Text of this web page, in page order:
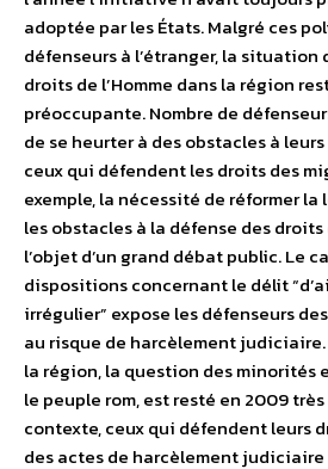
adoptée par les États. Malgré ces
défenseurs à l’étranger, la situation
droits de l’Homme dans la région
préoccupante. Nombre de
de se heurter à des obstacles à
ceux qui défendent les droits des
exemple, la nécessité de réformer
les obstacles à la défense des
l’objet d’un grand débat public. Le
dispositions concernant le délit
irrégulier” expose les défenseurs
au risque de harcèlement
la région, la question des minorités
le peuple rom, est resté en 2009
contexte, ceux qui défendent leurs
des actes de harcèlement